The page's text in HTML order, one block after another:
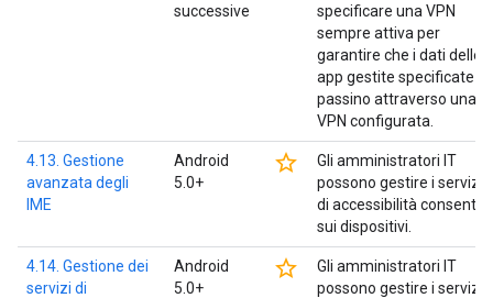
successive
specificare una VPN
sempre attiva per
garantire che i dati delle
app gestite specificate
passino attraverso una
VPN configurata.
4.13. Gestione
avanzata degli
IME
Android
5.0+
star_border
Gli amministratori IT
possono gestire i servizi
di accessibilità consentiti
sui dispositivi.
4.14. Gestione dei
servizi di
Android
5.0+
star_border
Gli amministratori IT
possono gestire i servizi